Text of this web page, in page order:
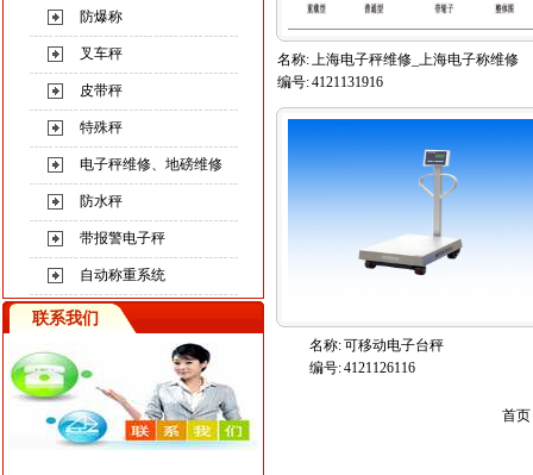
防爆称
叉车秤
皮带秤
特殊秤
电子秤维修、地磅维修
防水秤
带报警电子秤
自动称重系统
联系我们
名称:上海电子秤维修_上海电子称维修
编号:4121131916
名称:可移动电子台秤
编号:4121126116
首页